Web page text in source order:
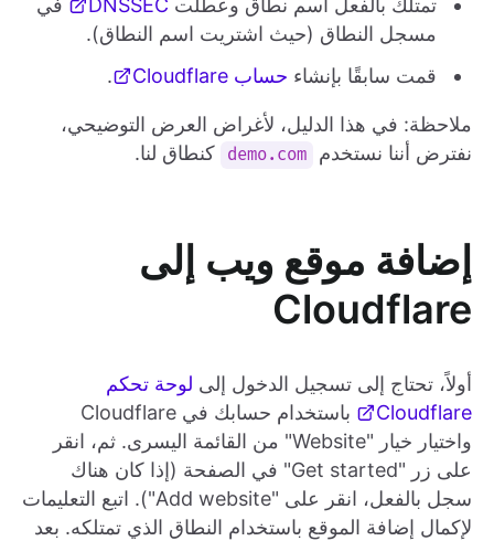
تمتلك بالفعل اسم نطاق وعطلت DNSSEC
في
مسجل النطاق (حيث اشتريت اسم النطاق).
قمت سابقًا بإنشاء حساب Cloudflare .
ملاحظة: في هذا الدليل، لأغراض العرض التوضيحي،
نفترض أننا نستخدم
demo.com كنطاق لنا.
إضافة موقع ويب إلى
Cloudflare
أولاً، تحتاج إلى تسجيل الدخول إلى لوحة تحكم
Cloudflare
باستخدام حسابك في Cloudflare
واختيار خيار "Website" من القائمة اليسرى. ثم، انقر
على زر "Get started" في الصفحة (إذا كان هناك
سجل بالفعل، انقر على "Add website"). اتبع التعليمات
لإكمال إضافة الموقع باستخدام النطاق الذي تمتلكه. بعد